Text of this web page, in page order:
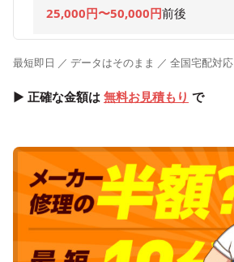
25,000円〜50,000円前後
最短即日 ／ データはそのまま ／ 全国宅配対応
▶ 正確な金額は 無料お見積もり で